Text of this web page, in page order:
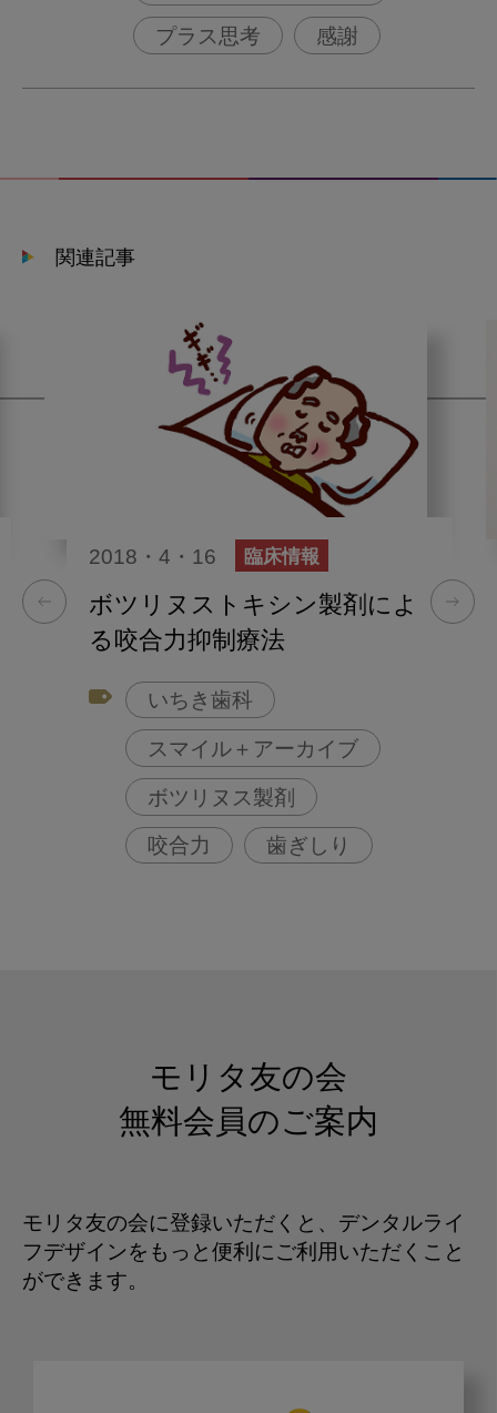
プラス思考 感謝
関連記事
2018・4・16 臨床情報
ボツリヌストキシン製剤によ
る咬合力抑制療法
いちき歯科
スマイル＋アーカイブ
ボツリヌス製剤
咬合力 歯ぎしり
モリタ友の会
無料会員のご案内
モリタ友の会に登録いただくと、デンタルライ
フデザインをもっと便利にご利用いただくこと
ができます。